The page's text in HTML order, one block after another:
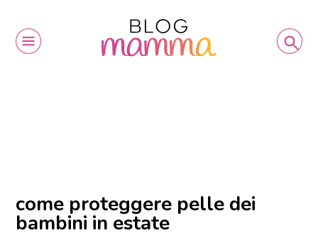
come proteggere pelle dei
bambini in estate